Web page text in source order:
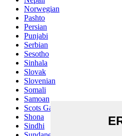
Norwegian
Pashto
Persian
Punjabi
Serbian
Sesotho
Sinhala
Slovak
Slovenian
Somali
Samoan
Scots Gaelic
Shona
Sindhi